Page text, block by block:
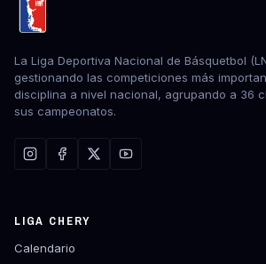
La Liga Deportiva Nacional de Básquetbol
gestionando las competiciones más
disciplina a nivel nacional, agrupando a 36
sus campeonatos.
LIGA CHERY
Calendario